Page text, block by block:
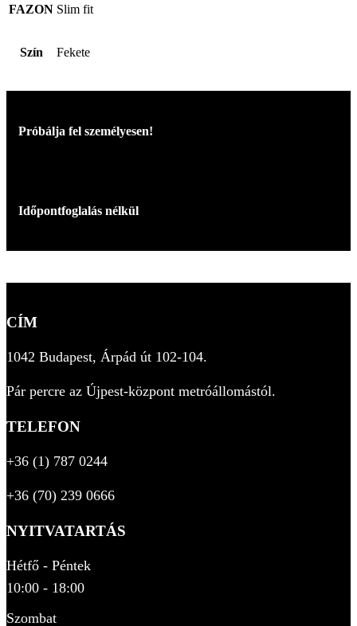
FAZON Slim fit
Szín Fekete
Próbálja fel személyesen!
Időpontfoglalás nélkül
CÍM
1042 Budapest, Árpád út 102-104.
Pár percre az Újpest-központ metróállomástól.
TELEFON
+36 (1) 787 0244
+36 (70) 239 0666
NYITVATARTÁS
Hétfő - Péntek
10:00 - 18:00
Szombat